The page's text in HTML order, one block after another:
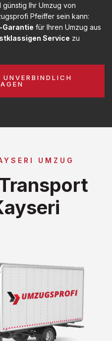
Ihr Umzug von
Pfeiffer sein kann:
für Ihren Umzug aus
Service zu
UMZUG